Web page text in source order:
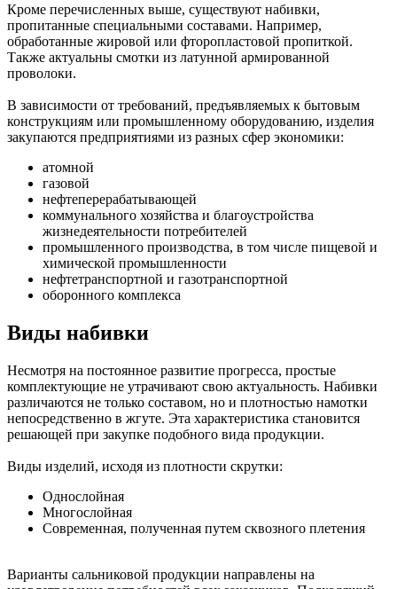
Кроме перечисленных выше, существуют набивки,
пропитанные специальными составами. Например,
обработанные жировой или фторопластовой пропиткой.
Также актуальны смотки из латунной армированной
проволоки.
В зависимости от требований, предъявляемых к бытовым
конструкциям или промышленному оборудованию, изделия
закупаются предприятиями из разных сфер экономики:
атомной
газовой
нефтеперерабатывающей
коммунального хозяйства и благоустройства
жизнедеятельности потребителей
промышленного производства, в том числе пищевой и
химической промышленности
нефтетранспортной и газотранспортной
оборонного комплекса
Виды набивки
Несмотря на постоянное развитие прогресса, простые
комплектующие не утрачивают свою актуальность. Набивки
различаются не только составом, но и плотностью намотки
непосредственно в жгуте. Эта характеристика становится
решающей при закупке подобного вида продукции.
Виды изделий, исходя из плотности скрутки:
Однослойная
Многослойная
Современная, полученная путем сквозного плетения
Варианты сальниковой продукции направлены на